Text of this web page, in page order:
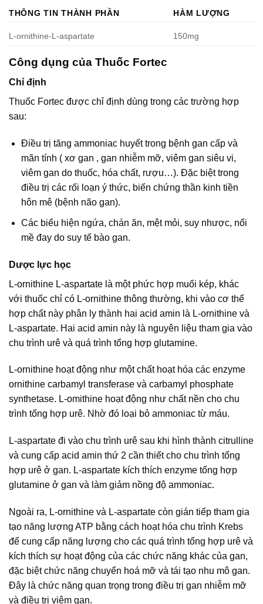
THÔNG TIN THÀNH PHẦN HÀM LƯỢNG
L-ornithine-L-aspartate 150mg
Công dụng của Thuốc Fortec
Chỉ định
Thuốc Fortec được chỉ định dùng trong các trường hợp
sau:
Ðiều trị tăng ammoniac huyết trong bệnh gan cấp và
mãn tính ( xơ gan , gan nhiễm mỡ, viêm gan siêu vi,
viêm gan do thuốc, hóa chất, rượu…). Đặc biệt trong
điều trị các rối loạn ý thức, biến chứng thần kinh tiền
hôn mê (bệnh não gan).
Các biểu hiện ngứa, chán ăn, mệt mỏi, suy nhược, nổi
mề đay do suy tế bào gan.
Dược lực học
L-ornithine L-aspartate là một phức hợp muối kép, khác
với thuốc chỉ có L-ornithine thông thường, khi vào cơ thể
hợp chất này phân ly thành hai acid amin là L-ornithine và
L-aspartate. Hai acid amin này là nguyên liệu tham gia vào
chu trình urê và quá trình tổng hợp glutamine.
L-ornithine hoạt động như một chất hoạt hóa các enzyme
ornithine carbamyl transferase và carbamyl phosphate
synthetase. L-omithine hoạt động như chất nền cho chu
trình tổng hợp urê. Nhờ đó loại bỏ ammoniac từ máu.
L-aspartate đi vào chu trình urê sau khi hình thành citrulline
và cung cấp acid amin thứ 2 cần thiết cho chu trình tổng
hợp urê ở gan. L-aspartate kích thích enzyme tổng hợp
glutamine ở gan và làm giảm nồng độ ammoniac.
Ngoài ra, L-ornithine và L-aspartate còn gián tiếp tham gia
tạo năng lượng ATP bằng cách hoạt hóa chu trình Krebs
để cung cấp năng lượng cho các quá trình tổng hợp urê và
kích thích sự hoạt động của các chức năng khác của gan,
đặc biệt chức năng chuyển hoá mỡ và tái tạo nhu mô gan.
Đây là chức năng quan trọng trong điều trị gan nhiễm mỡ
và điều trị viêm gan.